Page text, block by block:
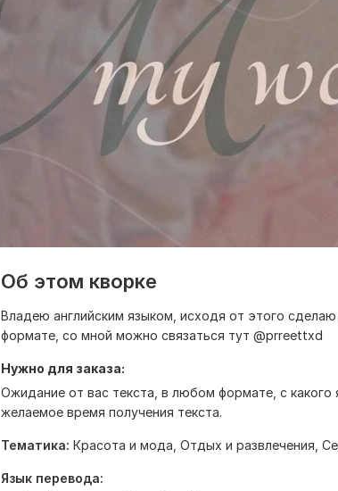
Об этом кворке
Владею английским языком, исходя от этого
формате, со мной можно связаться тут @prreettxd
Нужно для заказа:
Ожидание от вас текста, в любом формате, с какого
желаемое время получения текста.
Тематика: Красота и мода, Отдых и развлечения,
Язык перевода: